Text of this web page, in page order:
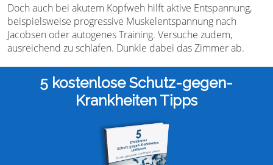
Doch auch bei akutem Kopfweh hilft aktive Entspannung,
beispielsweise progressive Muskelentspannung nach
Jacobsen oder autogenes Training. Versuche zudem,
ausreichend zu schlafen. Dunkle dabei das Zimmer ab.